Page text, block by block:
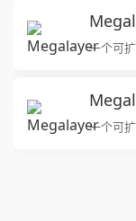
一个可
一个可